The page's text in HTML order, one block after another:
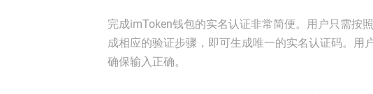
完成imToken钱包的实名认证非常简便。用户只需按
成相应的验证步骤，即可生成唯一的实名认证码。用
确保输入正确。